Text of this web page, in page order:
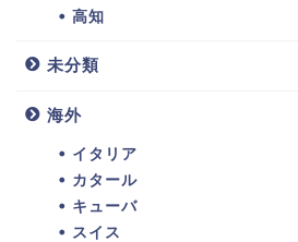
高知
未分類
海外
イタリア
カタール
キューバ
スイス